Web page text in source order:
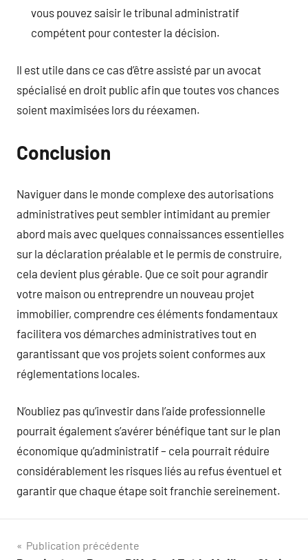
vous pouvez saisir le tribunal administratif
compétent pour contester la décision.
Il est utile dans ce cas d’être assisté par un avocat
spécialisé en droit public afin que toutes vos chances
soient maximisées lors du réexamen.
Conclusion
Naviguer dans le monde complexe des autorisations
administratives peut sembler intimidant au premier
abord mais avec quelques connaissances essentielles
sur la déclaration préalable et le permis de construire,
cela devient plus gérable. Que ce soit pour agrandir
votre maison ou entreprendre un nouveau projet
immobilier, comprendre ces éléments fondamentaux
facilitera vos démarches administratives tout en
garantissant que vos projets soient conformes aux
réglementations locales.
N’oubliez pas qu’investir dans l’aide professionnelle
pourrait également s’avérer bénéfique tant sur le plan
économique qu’administratif – cela pourrait réduire
considérablement les risques liés au refus éventuel et
garantir que chaque étape soit franchie sereinement.
Navigation
Publication précédente